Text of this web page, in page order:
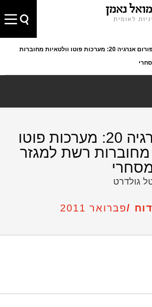
פורום אנרגיה 20: מערכות פוטו וולטאיות מחוברות
פורום אנרגיה 20: מערכות פוטו
מחוברות רשת למגזר
גולדרט
דוח /פברואר 2011